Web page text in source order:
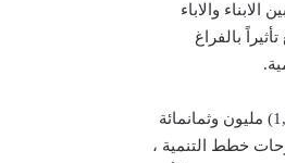
والاباء
بالفراغ
2- أزمة التعليم والأمية : ويقدر عدد الشباب في الانبار حوالي (400) الف من عدد نفوس المحافظة البالغ (1,800) مليون وثمانمائة
خطط التنمية ،